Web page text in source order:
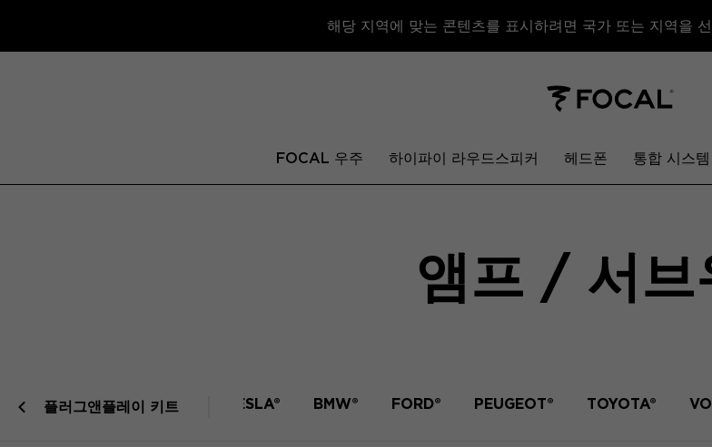
해당 지역에 맞는 콘텐츠를 표시하려면 국가 또는 지역을 선
FOCAL 우주 하이파이 라우드스피커 헤드폰 통합 시스템
앰프 / 서브
플러그앤플레이 키트
MERCEDES® TESLA® BMW® FORD® PEUGEOT® TOYOTA®